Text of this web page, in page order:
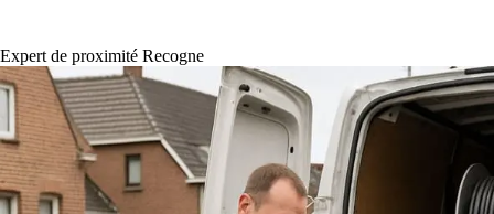
Expert de proximité Recogne